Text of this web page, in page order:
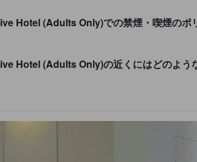
Hotel (Adults Only)での禁煙・喫煙のポ
Hotel (Adults Only)の近くにはどのよう